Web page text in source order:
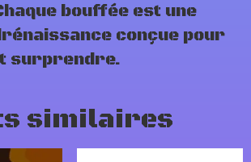
bouffée est une
conçue pour
surprendre.
similaires